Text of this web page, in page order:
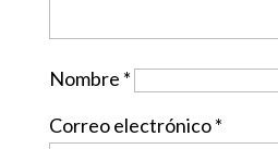
Nombre *
Correo electrónico*